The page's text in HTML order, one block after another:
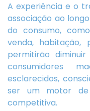
A experiência e o
associação ao
do consumo,
venda, habitação,
permitirão
consumidores
esclarecidos,
ser um motor de
competitiva.